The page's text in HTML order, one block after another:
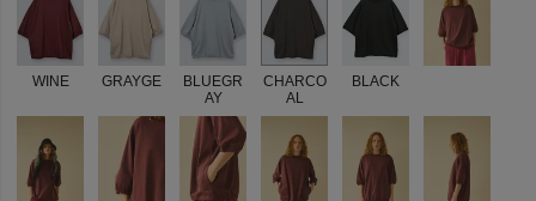
WINE GRAYGE
BLUEGR
AY
CHARCO
AL
BLACK